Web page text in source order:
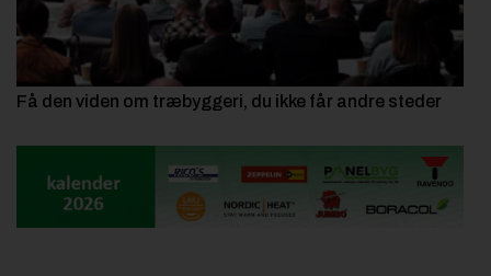
Få den viden om træbyggeri, du ikke får andre steder